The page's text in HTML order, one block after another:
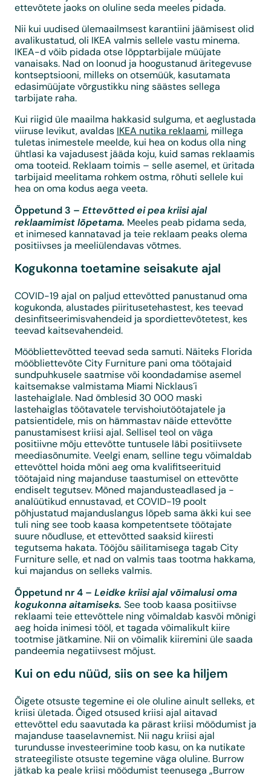
ettevõtete jaoks on oluline seda meeles pidada.
Nii kui uudised ülemaailmsest karantiini jäämisest olid
avalikustatud, oli IKEA valmis sellele vastu minema.
IKEA-d võib pidada otse lõpptarbijale müüjate
vanaisaks. Nad on loonud ja hoogustanud äritegevuse
kontseptsiooni, milleks on otsemüük, kasutamata
edasimüüjate võrgustikku ning säästes sellega
tarbijate raha.
Kui riigid üle maailma hakkasid sulguma, et aeglustada
viiruse levikut, avaldas IKEA nutika reklaami, millega
tuletas inimestele meelde, kui hea on kodus olla ning
ühtlasi ka vajadusest jääda koju, kuid samas reklaamis
oma tooteid. Reklaam toimis – selle asemel, et üritada
tarbijaid meelitama rohkem ostma, rõhuti sellele kui
hea on oma kodus aega veeta.
Õppetund 3 – Ettevõtted ei pea kriisi ajal
reklaamimist lõpetama. Meeles peab pidama seda,
et inimesed kannatavad ja teie reklaam peaks olema
positiivses ja meeliülendavas võtmes.
Kogukonna toetamine seisakute ajal
COVID-19 ajal on paljud ettevõtted panustanud oma
kogukonda, alustades piiritusetehastest, kes teevad
desinfitseerimisvahendeid ja spordiettevõtetest, kes
teevad kaitsevahendeid.
Mööbliettevõtted teevad seda samuti. Näiteks Florida
mööbliettevõte City Furniture pani oma töötajaid
sundpuhkusele saatmise või koondadamise asemel
kaitsemakse valmistama Miami Nicklaus´i
lastehaiglale. Nad õmblesid 30 000 maski
lastehaiglas töötavatele tervishoiutöötajatele ja
patsientidele, mis on hämmastav näide ettevõtte
panustamisest kriisi ajal. Sellisel teol on väga
positiivne mõju ettevõtte tuntusele läbi positiivsete
meediasõnumite. Veelgi enam, selline tegu võimaldab
ettevõttel hoida mõni aeg oma kvalifitseerituid
töötajaid ning majanduse taastumisel on ettevõtte
endiselt tegutsev. Mõned majandusteadlased ja -
analüütikud ennustavad, et COVID-19 poolt
põhjustatud majanduslangus lõpeb sama äkki kui see
tuli ning see toob kaasa kompetentsete töötajate
suure nõudluse, et ettevõtted saaksid kiiresti
tegutsema hakata. Tööjõu säilitamisega tagab City
Furniture selle, et nad on valmis taas tootma hakkama,
kui majandus on selleks valmis.
Õppetund nr 4 – Leidke kriisi ajal võimalusi oma
kogukonna aitamiseks. See toob kaasa positiivse
reklaami teie ettevõttele ning võimaldab kasvõi mõnigi
aeg hoida inimesi tööl, et tagada võimalikult kiire
tootmise jätkamine. Nii on võimalik kiiremini üle saada
pandeemia negatiivsest mõjust.
Kui on edu nüüd, siis on see ka hiljem
Õigete otsuste tegemine ei ole oluline ainult selleks, et
kriisi ületada. Õiged otsused kriisi ajal aitavad
ettevõttel edu saavutada ka pärast kriisi möödumist ja
majanduse taaselavnemist. Nii nagu kriisi ajal
turundusse investeerimine toob kasu, on ka nutikate
strateegiliste otsuste tegemine väga oluline. Burrow
jätkab ka peale kriisi möödumist teenusega „Burrow